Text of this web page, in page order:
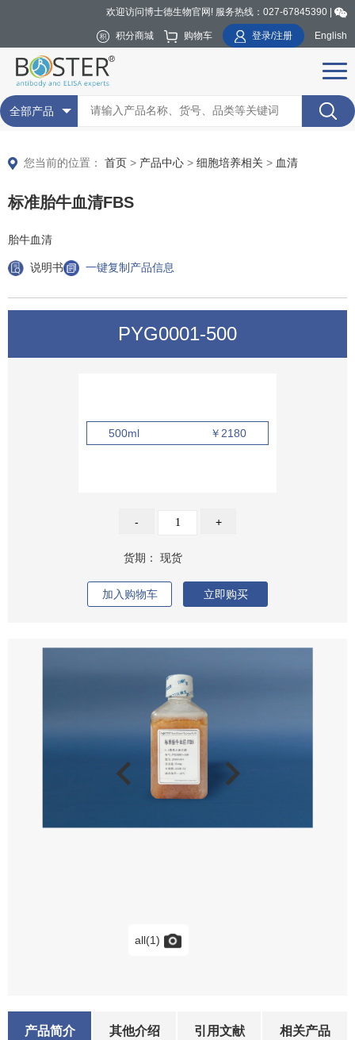
欢迎访问博士德生物官网! 服务热线：027-67845390 |
积分商城 购物车 登录/注册 English
全部产品
您当前的位置： 首页 > 产品中心 > 细胞培养相关 > 血清
标准胎牛血清FBS
胎牛血清
说明书 一键复制产品信息
PYG0001-500
500ml ￥2180
- +
货期： 现货
加入购物车 立即购买
all(1)
产品简介 其他介绍 引用文献 相关产品